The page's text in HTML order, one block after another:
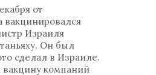
от
вакцинировался
Израиля
Он был
сделал в Израиле.
вакцину компаний